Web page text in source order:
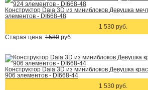
Конструктор Daia 3D из миниблоков Девушка
элементов - DI668-48
1 530 руб.
Старая цена: 1580 руб.
Конструктор Daia 3D из миниблоков Девушка
906 элементов - DI668-44
1 530 руб.